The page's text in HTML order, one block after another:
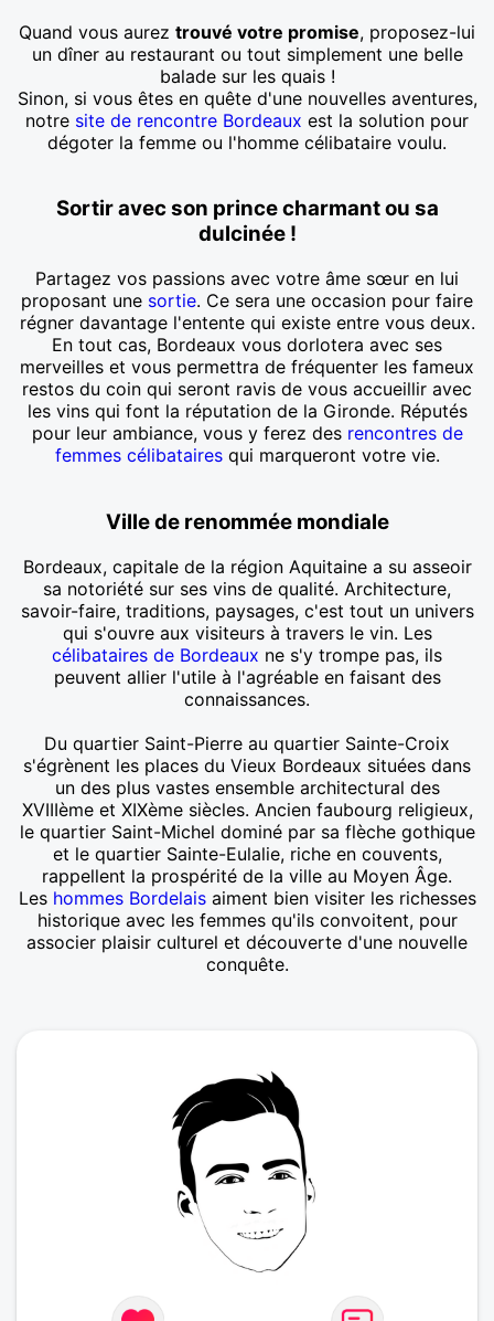
Quand vous aurez trouvé votre promise, proposez-lui
un dîner au restaurant ou tout simplement une belle
balade sur les quais !
Sinon, si vous êtes en quête d'une nouvelles aventures,
notre site de rencontre Bordeaux est la solution pour
dégoter la femme ou l'homme célibataire voulu.
Sortir avec son prince charmant ou sa
dulcinée !
Partagez vos passions avec votre âme sœur en lui
proposant une sortie. Ce sera une occasion pour faire
régner davantage l'entente qui existe entre vous deux.
En tout cas, Bordeaux vous dorlotera avec ses
merveilles et vous permettra de fréquenter les fameux
restos du coin qui seront ravis de vous accueillir avec
les vins qui font la réputation de la Gironde. Réputés
pour leur ambiance, vous y ferez des rencontres de
femmes célibatairesqui marqueront votre vie.
Ville de renommée mondiale
Bordeaux, capitale de la région Aquitaine a su asseoir
sa notoriété sur ses vins de qualité. Architecture,
savoir-faire, traditions, paysages, c'est tout un univers
qui s'ouvre aux visiteurs à travers le vin. Les
célibataires de Bordeaux ne s'y trompe pas, ils
peuvent allier l'utile à l'agréable en faisant des
connaissances.
Du quartier Saint-Pierre au quartier Sainte-Croix
s'égrènent les places du Vieux Bordeaux situées dans
un des plus vastes ensemble architectural des
XVIIIème et XIXème siècles. Ancien faubourg religieux,
le quartier Saint-Michel dominé par sa flèche gothique
et le quartier Sainte-Eulalie, riche en couvents,
rappellent la prospérité de la ville au Moyen Âge.
Les hommes Bordelaisaiment bien visiter les richesses
historique avec les femmes qu'ils convoitent, pour
associer plaisir culturel et découverte d'une nouvelle
conquête.